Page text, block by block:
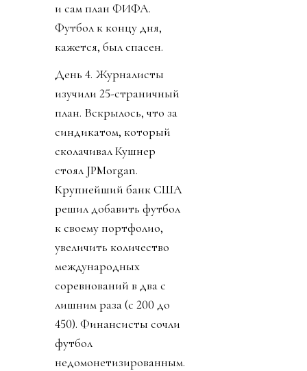
и сам план ФИФА.
Футбол к концу дня,
кажется, был спасен.
День 4. Журналисты
изучили 25-страничный
план. Вскрылось, что за
синдикатом, который
сколачивал Кушнер
стоял JPMorgan.
Крупнейший банк США
решил добавить футбол
к своему портфолио,
увеличить количество
международных
соревнований в два с
лишним раза (с 200 до
450). Финансисты сочли
футбол
недомонетизированным.